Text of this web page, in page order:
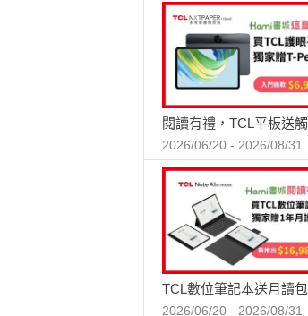
閱讀有禮，TCL平板送
2026/06/20 - 2026/08/31
TCL數位筆記本送月讀
2026/06/20 - 2026/08/31